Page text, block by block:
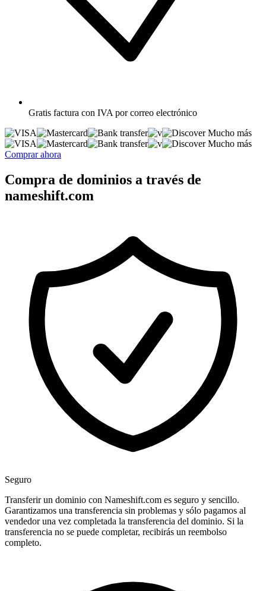
Gratis factura con IVA por correo electrónico
Mucho más
Mucho más
Comprar ahora
Compra de dominios a través de
nameshift.com
Seguro
Transferir un dominio con Nameshift.com es seguro y sencillo.
Garantizamos una transferencia sin problemas y sólo pagamos al
vendedor una vez completada la transferencia del dominio. Si la
transferencia no se puede completar, recibirás un reembolso
completo.